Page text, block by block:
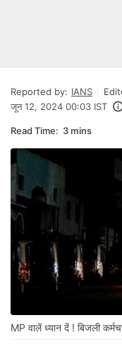
Reported by: IANS
जून 12, 2024 00:03 IST
Read Time: 3 mins
MP वालें ध्यान दें ! बिजली